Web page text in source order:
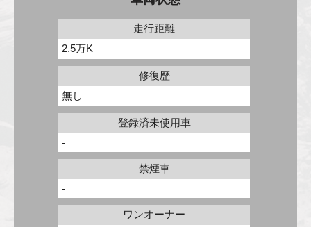
走行距離
2.5万K
修復歴
無し
登録済未使用車
-
禁煙車
-
ワンオーナー